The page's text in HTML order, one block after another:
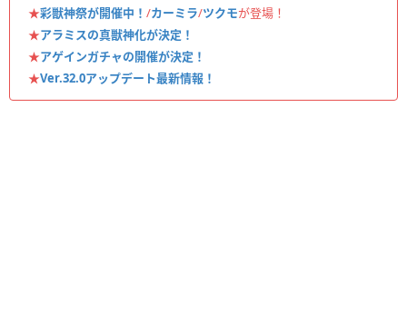
★彩獣神祭が開催中！ /カーミラ/ツクモが登場！
★アラミスの真獣神化が決定！
★アゲインガチャの開催が決定！
★Ver.32.0アップデート最新情報！